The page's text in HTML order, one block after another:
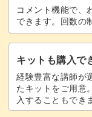
コメント機能で、
できます。回数の
キットも購入で
経験豊富な講師が
たキットをご用意
入することもでき